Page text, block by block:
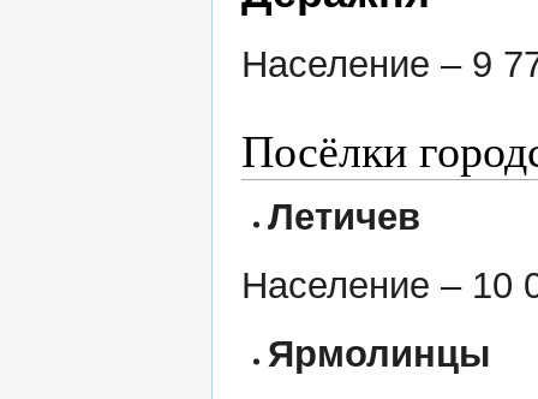
Население – 9
Посёлки
Летичев
Население – 10
Ярмолинцы